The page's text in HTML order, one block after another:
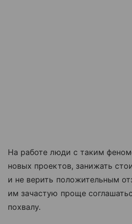
На работе люди с таким
новых проектов, занижать
и не верить положительным
им зачастую проще
похвалу.